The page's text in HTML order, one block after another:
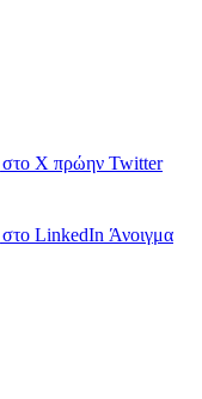
στο X πρώην Twitter
LinkedIn Άνοιγμα